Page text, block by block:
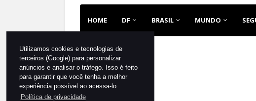
Utilizamos cookies e tecnologias de
terceiros (Google) para personalizar
anúncios e analisar o tráfego. Isso é feito
para garantir que você tenha a melhor
experiência possível ao acessa-lo.
Política de privacidade
HOME DF BRASIL MUNDO